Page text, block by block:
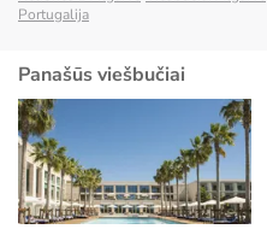
Portugalija
Panašūs viešbučiai